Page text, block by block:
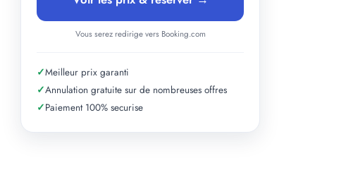
Vous serez redirige vers Booking.com
✓Meilleur prix garanti
✓Annulation gratuite sur de nombreuses offres
✓Paiement 100% securise